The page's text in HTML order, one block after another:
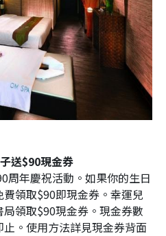
送$90現金券
周年慶祝活動。如果你的生日
領取$90即現金券。幸運兒
領取$90現金券。現金券數
。使用方法詳見現金券背面